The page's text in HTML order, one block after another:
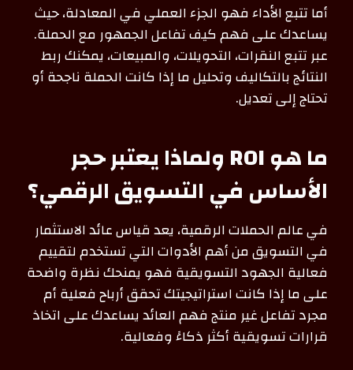
أما تتبع الأداء فهو الجزء العملي في المعادلة، حيث
يساعدك على فهم كيف تفاعل الجمهور مع الحملة.
عبر تتبع النقرات، التحويلات، والمبيعات، يمكنك ربط
النتائج بالتكاليف وتحليل ما إذا كانت الحملة ناجحة أو
تحتاج إلى تعديل.
ما هو ROI ولماذا يعتبر حجر
الأساس في التسويق الرقمي؟
في عالم الحملات الرقمية، يعد قياس عائد الاستثمار
في التسويق من أهم الأدوات التي تستخدم لتقييم
فعالية الجهود التسويقية فهو يمنحك نظرة واضحة
على ما إذا كانت استراتيجيتك تحقق أرباح فعلية أم
مجرد تفاعل غير منتج فهم العائد يساعدك على اتخاذ
قرارات تسويقية أكثر ذكاءً وفعالية.